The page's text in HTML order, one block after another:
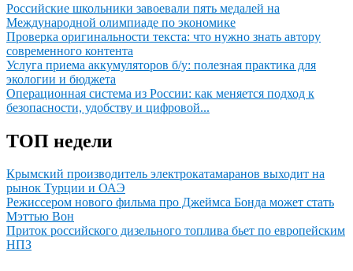
Российские школьники завоевали пять медалей на
Международной олимпиаде по экономике
Проверка оригинальности текста: что нужно знать автору
современного контента
Услуга приема аккумуляторов б/у: полезная практика для
экологии и бюджета
Операционная система из России: как меняется подход к
безопасности, удобству и цифровой...
ТОП недели
Крымский производитель электрокатамаранов выходит на
рынок Турции и ОАЭ
Режиссером нового фильма про Джеймса Бонда может стать
Мэттью Вон
Приток российского дизельного топлива бьет по европейским
НПЗ